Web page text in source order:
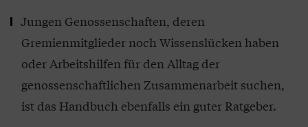
Jungen Genossenschaften, deren
Gremienmitglieder noch Wissenslücken haben
oder Arbeitshilfen für den Alltag der
genossenschaftlichen Zusammenarbeit suchen,
ist das Handbuch ebenfalls ein guter Ratgeber.